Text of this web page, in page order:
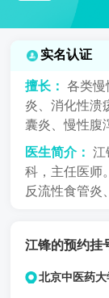
实名认证
擅长：
各类慢
炎、消化性溃
囊炎、慢性腹
医生简介：
江
科，主任医师
反流性食管炎
江锋的预约挂
北京中医药